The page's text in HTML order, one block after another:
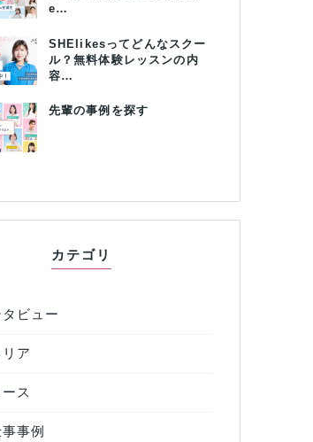
e…
SHElikesってどんなスクー
ル？無料体験レッスンの内
容…
先輩の事例を探す
カテゴリ
ビュー
ア
ス
事例